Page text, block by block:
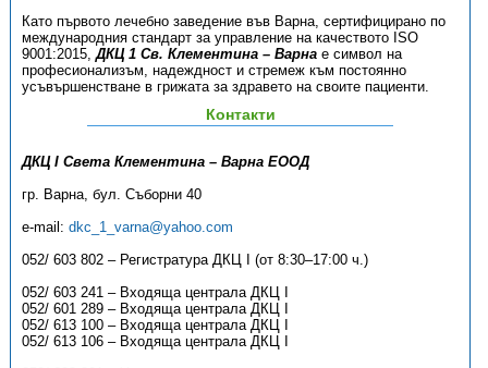
Като първото лечебно заведение във Варна, сертифицирано по
международния стандарт за управление на качеството ISO
9001:2015, ДКЦ 1 Св. Клементина – Варна е символ на
професионализъм, надеждност и стремеж към постоянно
усъвършенстване в грижата за здравето на своите пациенти.
Контакти
ДКЦ I Света Клементина – Варна ЕООД
гр. Варна, бул. Съборни 40
e-mail: dkc_1_varna@yahoo.com
052/ 603 802 – Регистратура ДКЦ I (от 8:30–17:00 ч.)
052/ 603 241 – Входяща централа ДКЦ I
052/ 601 289 – Входяща централа ДКЦ I
052/ 613 100 – Входяща централа ДКЦ I
052/ 613 106 – Входяща централа ДКЦ I